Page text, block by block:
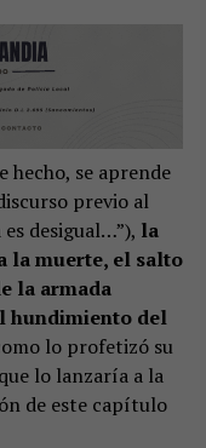
hecho, se aprende
previo al
desigual…”), la
la muerte, el salto
la armada
hundimiento del
lo profetizó su
lo lanzaría a la
de este capítulo